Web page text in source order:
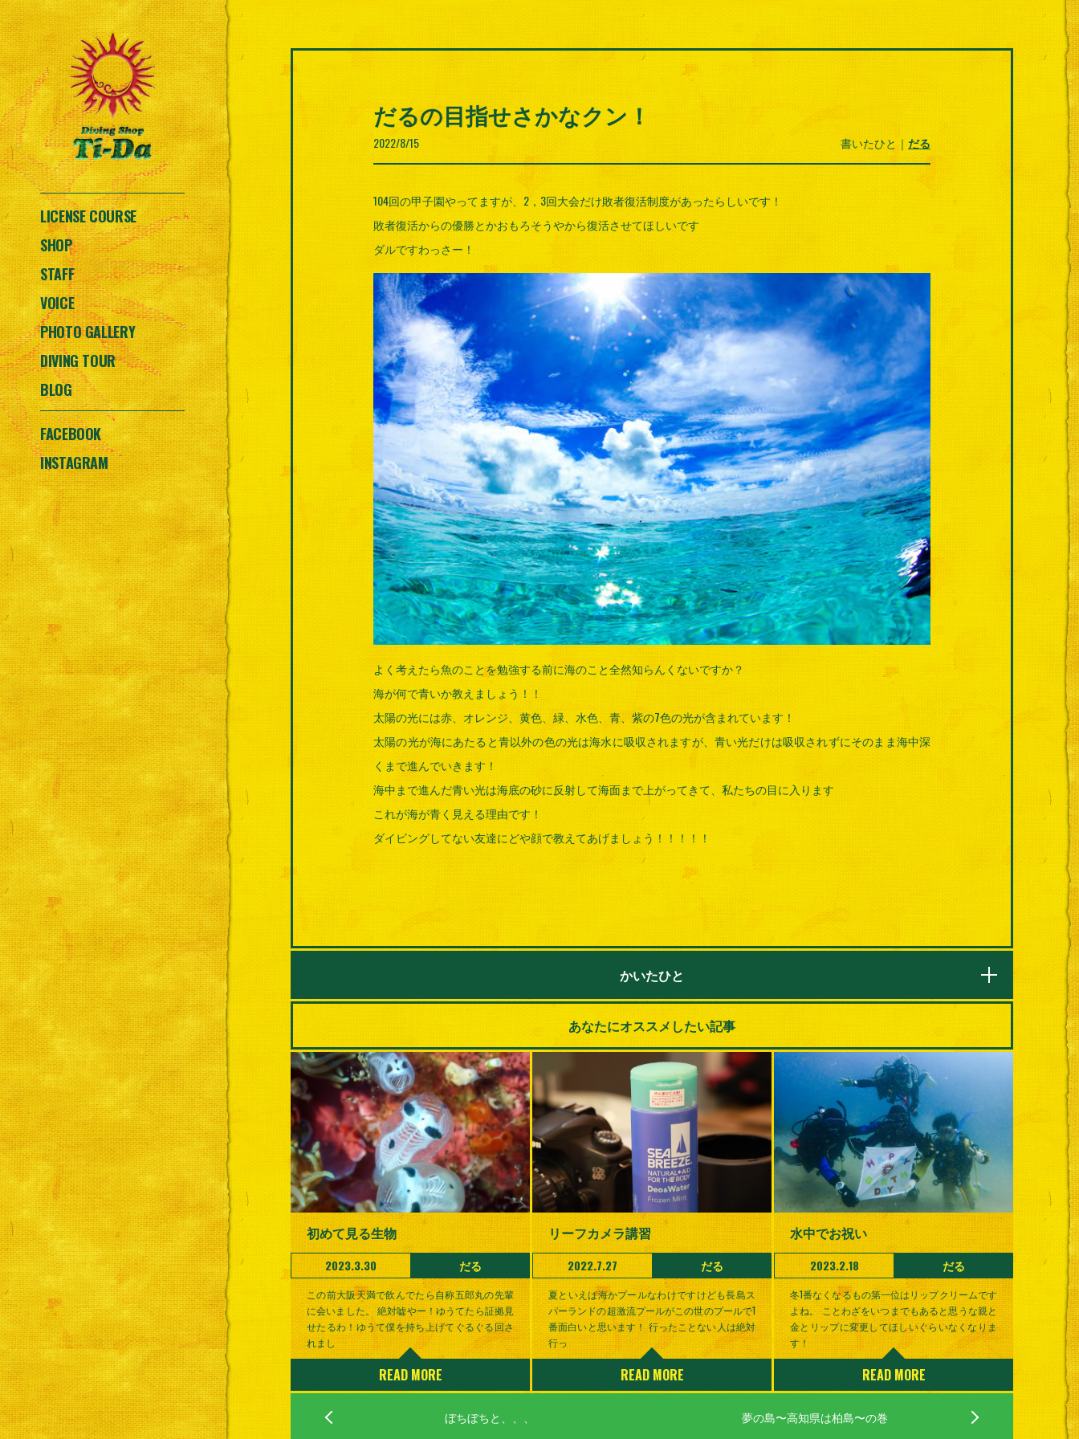
LICENSE COURSE
SHOP
STAFF
VOICE
PHOTO GALLERY
DIVING TOUR
BLOG
FACEBOOK
INSTAGRAM
だるの目指せさかなクン！
2022/8/15 書いたひと｜ だる
104回の甲子園やってますが、2，3回大会だけ敗者復活制度があったらしいです！
敗者復活からの優勝とかおもろそうやから復活させてほしいです
ダルですわっさー！
よく考えたら魚のことを勉強する前に海のこと全然知らんくないですか？
海が何で青いか教えましょう！！
太陽の光には赤、オレンジ、黄色、緑、水色、青、紫の7色の光が含まれています！
太陽の光が海にあたると青以外の色の光は海水に吸収されますが、青い光だけは吸収されずにそのまま海中深
くまで進んでいきます！
海中まで進んだ青い光は海底の砂に反射して海面まで上がってきて、私たちの目に入ります
これが海が青く見える理由です！
ダイビングしてない友達にどや顔で教えてあげましょう！！！！！
かいたひと
あなたにオススメしたい記事
初めて見る生物
2023.3.30 だる
この前大阪天満で飲んでたら自称五郎丸の先輩
に会いました。 絶対嘘やー！ゆうてたら証拠見
せたるわ！ゆうて僕を持ち上げてぐるぐる回さ
れまし
READ MORE
リーフカメラ講習
2022.7.27 だる
夏といえば海かプールなわけですけども長島ス
パーランドの超激流プールがこの世のプールで1
番面白いと思います！ 行ったことない人は絶対
行っ
READ MORE
水中でお祝い
2023.2.18 だる
冬1番なくなるもの第一位はリップクリームです
よね。 ことわざをいつまでもあると思うな親と
金とリップに変更してほしいぐらいなくなりま
す！
READ MORE
夢の島〜高知県は柏島〜の巻
ぼちぼちと、、、